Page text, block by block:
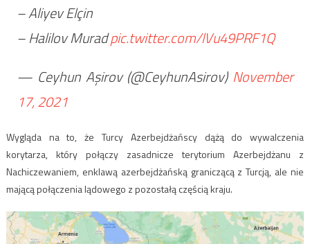
– Aliyev Elçin
– Halilov Muradpic.twitter.com/lVu49PRF1Q
— Ceyhun Aşirov (@CeyhunAsirov) November
17, 2021
Wygląda na to, że Turcy Azerbejdżańscy dążą do wywalczenia
korytarza, który połączy zasadnicze terytorium Azerbejdżanu z
Nachiczewaniem, enklawą azerbejdżańską graniczącą z Turcją, ale nie
mającą połączenia lądowego z pozostałą częścią kraju.